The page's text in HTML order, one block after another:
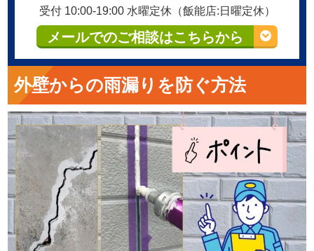
受付 10:00-19:00 水曜定休（飯能店:日曜定休）
メールでのご相談はこちらから
外壁からの雨漏りを防ぐ方法